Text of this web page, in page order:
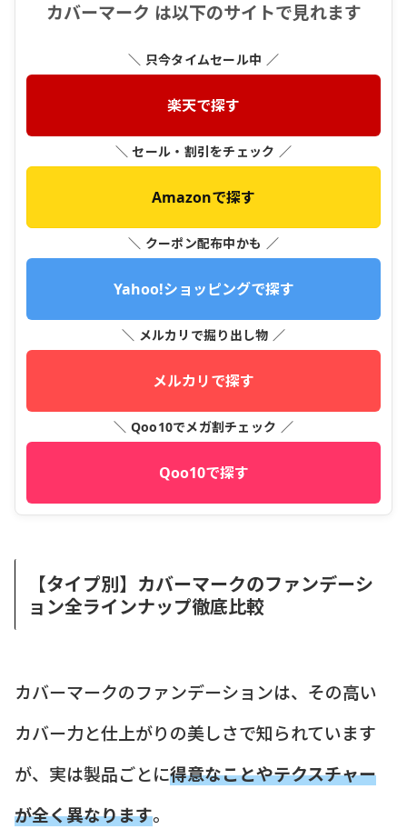
カバーマーク は以下のサイトで見れます
＼ 只今タイムセール中 ／
楽天で探す
＼ セール・割引をチェック ／
Amazonで探す
＼ クーポン配布中かも ／
Yahoo!ショッピングで探す
＼ メルカリで掘り出し物 ／
メルカリで探す
＼ Qoo10でメガ割チェック ／
Qoo10で探す
【タイプ別】カバーマークのファンデーシ
ョン全ラインナップ徹底比較
カバーマークのファンデーションは、その高い
カバー力と仕上がりの美しさで知られています
が、実は製品ごとに得意なことやテクスチャー
が全く異なります。